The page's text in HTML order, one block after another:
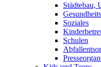
Städtebau,
Soziales
Schulen